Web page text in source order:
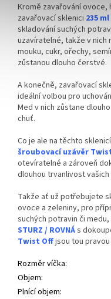
Kromě zavařování ovoce,
zavařovací sklenici 235
skladování suchých
uzavíratelné, takže v
mouku, cukr, ořechy,
zůstanou dlouho čerstvé.
A konečně, zavařovací
ideální volbou pro
Med v nich zůstane
chuť.
Co je ale na těchto
šroubovací uzávěr
otevíratelné a zároveň
dlouhou trvanlivost vašich
Takže ať už potřebujete
ovoce a zeleniny, pro
suchých potravin či
STURZ / ROVNÁs
Twist Offjsou tou
Rozměr víčka:
Objem:
Plnící objem: